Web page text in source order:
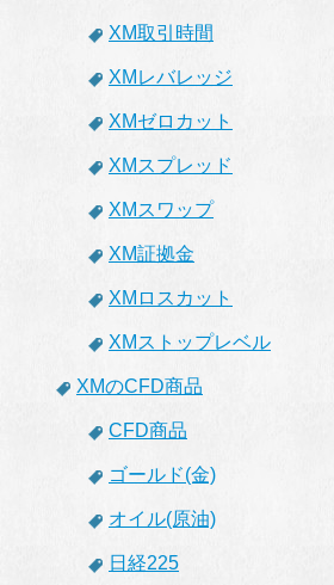
XM取引時間
XMレバレッジ
XMゼロカット
XMスプレッド
XMスワップ
XM証拠金
XMロスカット
XMストップレベル
XMのCFD商品
CFD商品
ゴールド(金)
オイル(原油)
日経225